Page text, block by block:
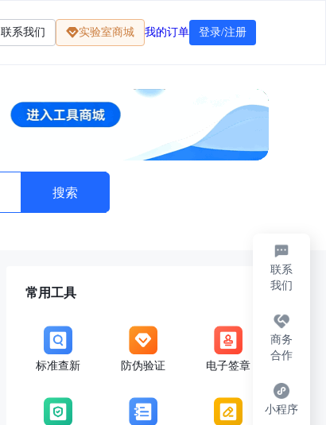
联系我们 实验室商城 我的订单 登录/注册
常用工具
标准查新 防伪验证 电子签章
联系
我们
商务
合作
小程序